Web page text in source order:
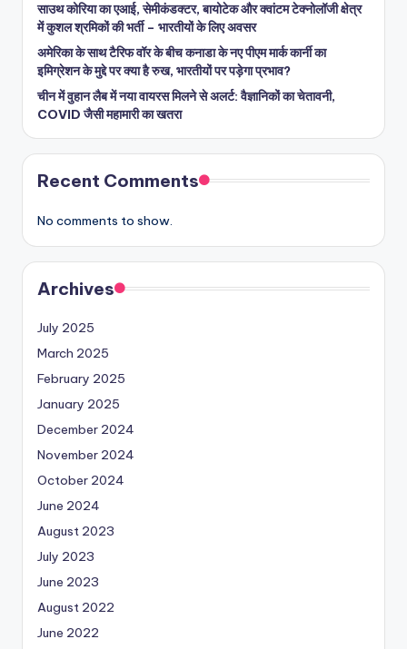
साउथ कोरिया का एआई, सेमीकंडक्टर, बायोटेक और क्वांटम टेक्नोलॉजी क्षेत्र
में कुशल श्रमिकों की भर्ती – भारतीयों के लिए अवसर
अमेरिका के साथ टैरिफ वॉर के बीच कनाडा के नए पीएम मार्क कार्नी का
इमिग्रेशन के मुद्दे पर क्या है रुख, भारतीयों पर पड़ेगा प्रभाव?
चीन में वुहान लैब में नया वायरस मिलने से अलर्ट: वैज्ञानिकों का चेतावनी,
COVID जैसी महामारी का खतरा
Recent Comments
No comments to show.
Archives
July 2025
March 2025
February 2025
January 2025
December 2024
November 2024
October 2024
June 2024
August 2023
July 2023
June 2023
August 2022
June 2022